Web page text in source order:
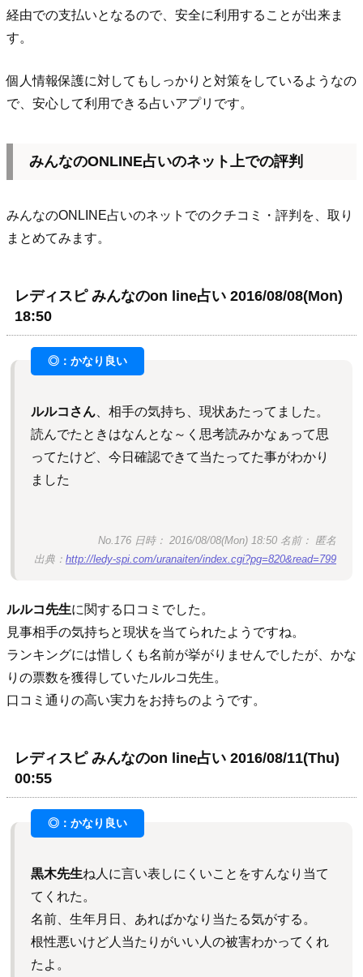
経由での支払いとなるので、安全に利用することが出来ま
す。
個人情報保護に対してもしっかりと対策をしているようなの
で、安心して利用できる占いアプリです。
みんなのONLINE占いのネット上での評判
みんなのONLINE占いのネットでのクチコミ・評判を、取り
まとめてみます。
レディスピ みんなのon line占い 2016/08/08(Mon)
18:50
ルルコさん 、相手の気持ち、現状あたってました。
読んでたときはなんとな～く思考読みかなぁって思
ってたけど、今日確認できて当たってた事がわかり
ました
No.176 日時： 2016/08/08(Mon) 18:50 名前： 匿名
出典： http://ledy-spi.com/uranaiten/index.cgi?pg=820&read=799
ルルコ先生に関する口コミでした。
見事相手の気持ちと現状を当てられたようですね。
ランキングには惜しくも名前が挙がりませんでしたが、かな
りの票数を獲得していたルルコ先生。
口コミ通りの高い実力をお持ちのようです。
レディスピ みんなのon line占い 2016/08/11(Thu)
00:55
黒木先生ね人に言い表しにくいことをすんなり当て
てくれた。
名前、生年月日、あればかなり当たる気がする。
根性悪いけど人当たりがいい人の被害わかってくれ
たよ。